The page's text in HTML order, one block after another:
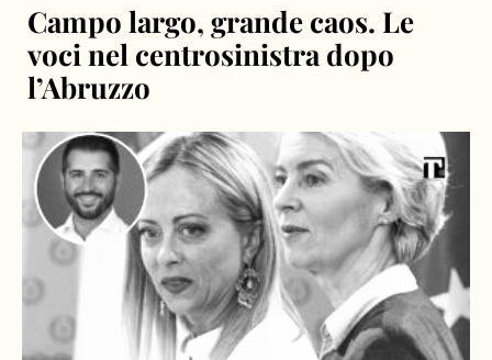
Campo largo, grande caos. Le
voci nel centrosinistra dopo
l’Abruzzo